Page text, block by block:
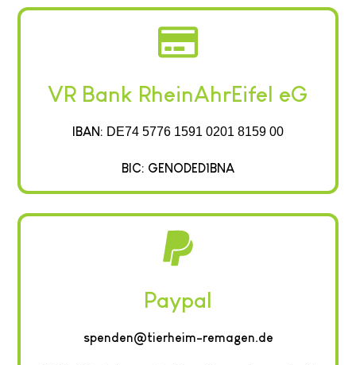
VR Bank RheinAhrEifel eG
IBAN: DE74 5776 1591 0201 8159 00
BIC: GENODED1BNA
Paypal
spenden@tierheim-remagen.de